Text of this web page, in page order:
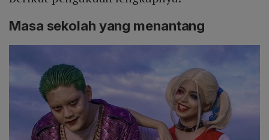
Masa sekolah yang menantang